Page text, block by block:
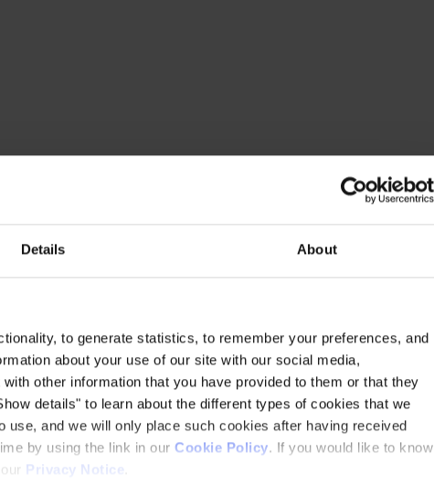
Details About
to generate statistics, to remember your preferences, and
about your use of our site with our social media,
other information that you have provided to them or that they
details" to learn about the different types of cookies that we
and we will only place such cookies after having received
by using the link in our Cookie Policy. If you would like to know
Privacy Notice